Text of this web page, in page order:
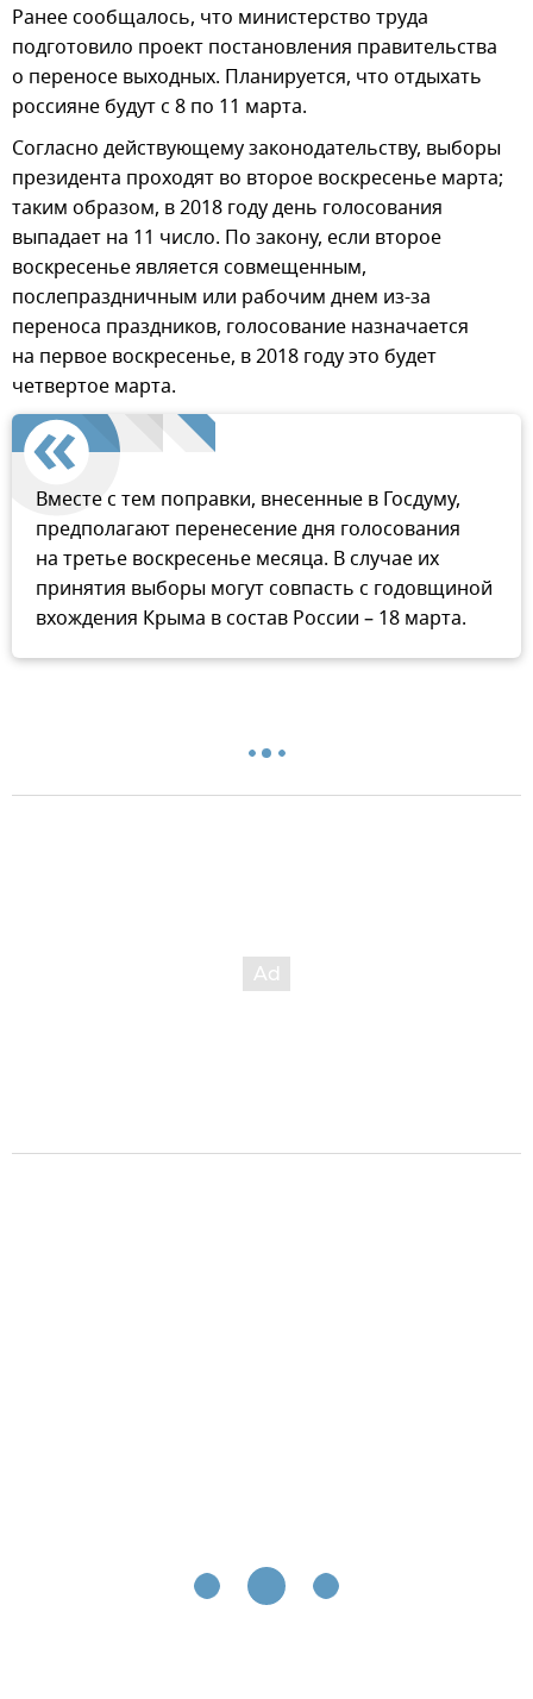
Ранее сообщалось, что министерство труда
подготовило проект постановления правительства
о переносе выходных. Планируется, что отдыхать
россияне будут с 8 по 11 марта.
Согласно действующему законодательству, выборы
президента проходят во второе воскресенье марта;
таким образом, в 2018 году день голосования
выпадает на 11 число. По закону, если второе
воскресенье является совмещенным,
послепраздничным или рабочим днем из-за
переноса праздников, голосование назначается
на первое воскресенье, в 2018 году это будет
четвертое марта.
Вместе с тем поправки, внесенные в Госдуму,
предполагают перенесение дня голосования
на третье воскресенье месяца. В случае их
принятия выборы могут совпасть с годовщиной
вхождения Крыма в состав России – 18 марта.